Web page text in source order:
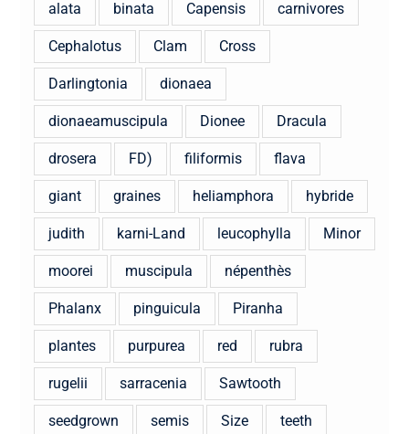
alata binata Capensis carnivores
Cephalotus Clam Cross
Darlingtonia dionaea
dionaeamuscipula Dionee Dracula
drosera FD) filiformis flava
giant graines heliamphora hybride
judith karni-Land leucophylla Minor
moorei muscipula népenthès
Phalanx pinguicula Piranha
plantes purpurea red rubra
rugelii sarracenia Sawtooth
seedgrown semis Size teeth